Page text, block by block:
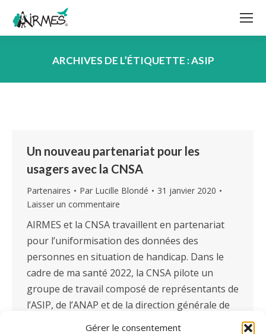
Gérer le consentement
ARCHIVES DE L’ÉTIQUETTE :ASIP
Un nouveau partenariat pour les
usagers avec la CNSA
Partenaires Par Lucille Blondé
31 janvier 2020
Laisser un commentaire
AIRMES et la CNSA travaillent en partenariat
pour l’uniformisation des données des
personnes en situation de handicap. Dans le
cadre de ma santé 2022, la CNSA pilote un
groupe de travail composé de représentants de
l’ASIP, de l’ANAP et de la direction générale de